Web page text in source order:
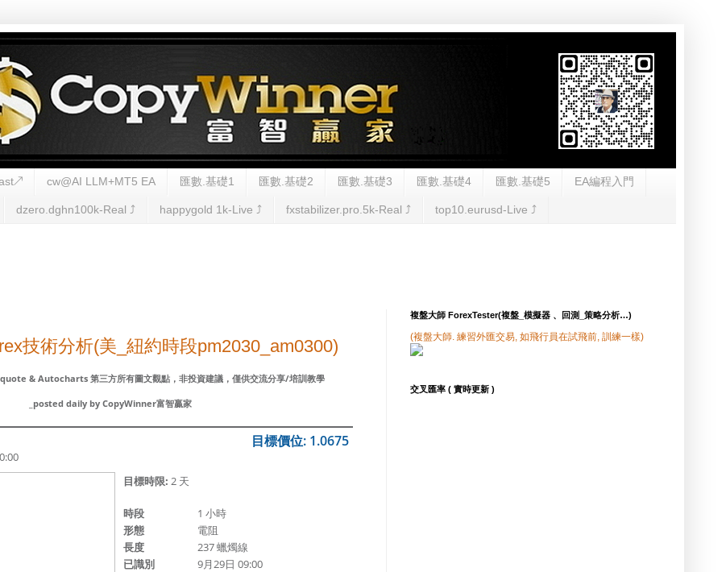
cw@AI LLM+MT5 EA 匯數.基礎1 匯數.基礎2 匯數.基礎3 匯數.基礎4 匯數.基礎5 EA編程入門
dzero.dghn100k-Real ⤴︎ happygold 1k-Live ⤴︎ fxstabilizer.pro.5k-Real ⤴︎ top10.eurusd-Live ⤴︎
技術分析(美_紐約時段pm2030_am0300)
& Autocharts 第三方所有圖文觀點，非投資建議，僅供交流分享/培訓教學
_posted daily by CopyWinner富智贏家
目標價位: 1.0675
目標時限: 2 天
時段
1 小時
形態
電阻
長度
237 蠟燭線
已識別
9月29日 09:00
複盤大師 ForexTester(複盤_模擬器 、回測_策略分析…)
(複盤大師. 練習外匯交易, 如飛行員在試飛前, 訓練一樣)
交叉匯率 ( 實時更新 )